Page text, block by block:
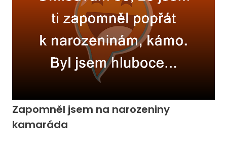
Zapomněl jsem na narozeniny
kamaráda